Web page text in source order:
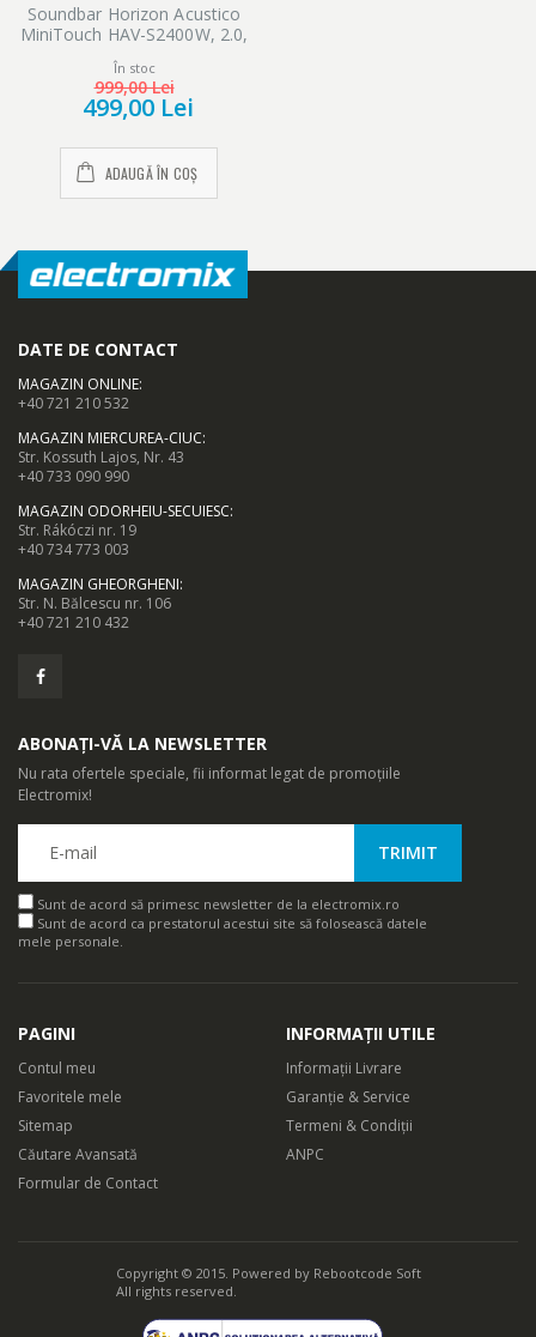
Soundbar Horizon Acustico
MiniTouch HAV-S2400W, 2.0,
BT, NFC, Optical, AUX, Negru
În stoc
999,00 Lei
499,00 Lei
ADAUGĂ ÎN COȘ
DATE DE CONTACT
MAGAZIN ONLINE:
+40 721 210 532
MAGAZIN MIERCUREA-CIUC:
Str. Kossuth Lajos, Nr. 43
+40 733 090 990
MAGAZIN ODORHEIU-SECUIESC:
Str. Rákóczi nr. 19
+40 734 773 003
MAGAZIN GHEORGHENI:
Str. N. Bălcescu nr. 106
+40 721 210 432
ABONAȚI-VĂ LA NEWSLETTER
Nu rata ofertele speciale, fii informat legat de promoțiile
Electromix!
Sunt de acord să primesc newsletter de la electromix.ro
Sunt de acord ca prestatorul acestui site să folosească datele
mele personale.
PAGINI
Contul meu
Favoritele mele
Sitemap
Căutare Avansată
Formular de Contact
INFORMAȚII UTILE
Informații Livrare
Garanție & Service
Termeni & Condiții
ANPC
Copyright © 2015. Powered by Rebootcode Soft
All rights reserved.